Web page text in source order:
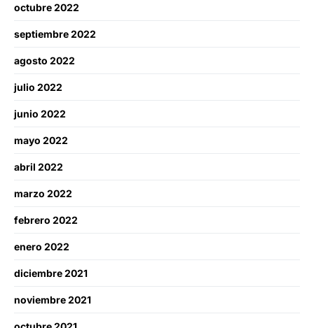
octubre 2022
septiembre 2022
agosto 2022
julio 2022
junio 2022
mayo 2022
abril 2022
marzo 2022
febrero 2022
enero 2022
diciembre 2021
noviembre 2021